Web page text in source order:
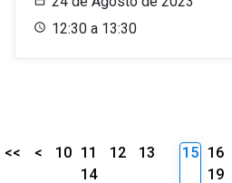
12:30 a 13:30
<< < 10 11 12
13
14
15 16
19